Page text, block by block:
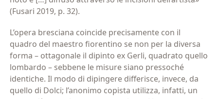
(Fusari 2019, p. 32).
L’opera bresciana coincide precisamente con il
quadro del maestro fiorentino se non per la diversa
forma – ottagonale il dipinto ex Gerli, quadrato quello
lombardo – sebbene le misure siano pressoché
identiche. Il modo di dipingere differisce, invece, da
quello di Dolci; l’anonimo copista utilizza, infatti, un